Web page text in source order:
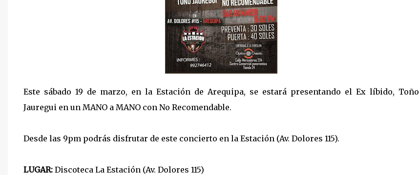
Este sábado 19 de marzo, en la Estación de Arequipa, se estará presentando el Ex líbido, Toño
Jauregui en un MANO a MANO con No Recomendable.
Desde las 9pm podrás disfrutar de este concierto en la Estación (Av. Dolores 115).
LUGAR: Discoteca La Estación (Av. Dolores 115)